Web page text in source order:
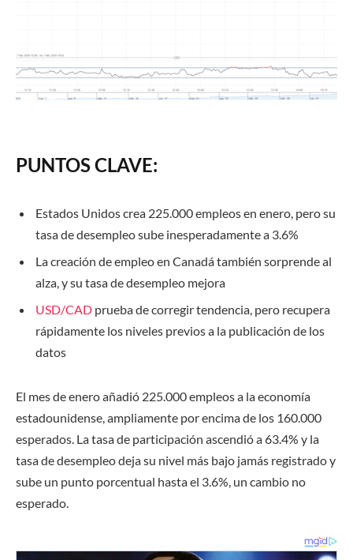
PUNTOS CLAVE:
Estados Unidos crea 225.000 empleos en enero, pero su
tasa de desempleo sube inesperadamente a 3.6%
La creación de empleo en Canadá también sorprende al
alza, y su tasa de desempleo mejora
USD/CAD prueba de corregir tendencia, pero recupera
rápidamente los niveles previos a la publicación de los
datos
El mes de enero añadió 225.000 empleos a la economía
estadounidense, ampliamente por encima de los 160.000
esperados. La tasa de participación ascendió a 63.4% y la
tasa de desempleo deja su nivel más bajo jamás registrado y
sube un punto porcentual hasta el 3.6%, un cambio no
esperado.